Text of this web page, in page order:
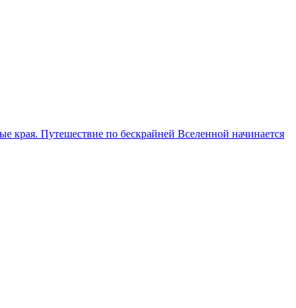
края. Путешествие по бескрайней Вселенной начинается